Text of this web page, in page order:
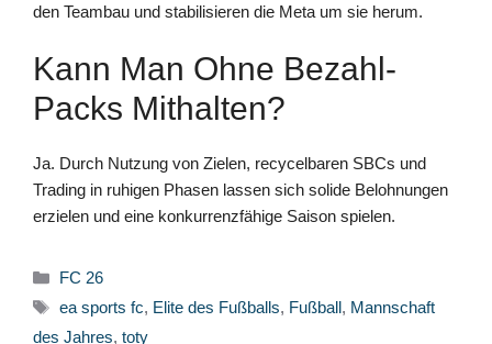
den Teambau und stabilisieren die Meta um sie herum.
Kann Man Ohne Bezahl-
Packs Mithalten?
Ja. Durch Nutzung von Zielen, recycelbaren SBCs und
Trading in ruhigen Phasen lassen sich solide Belohnungen
erzielen und eine konkurrenzfähige Saison spielen.
Kategorien
FC 26
Schlagwörter
ea sports fc, Elite des Fußballs, Fußball, Mannschaft
des Jahres, toty